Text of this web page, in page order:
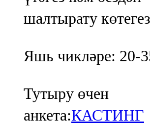
шалтырату
Яшь чикләре: 20-
Тутыру өчен
анкета:КАСТИНГ